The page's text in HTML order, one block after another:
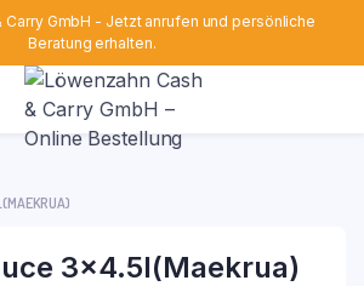
Carry GmbH - Jetzt anrufen und persönliche
Beratung erhalten.
3×4.5l(Maekrua)